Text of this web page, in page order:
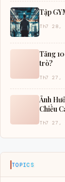
Tập
Th7 28,
Tăng
trò?
Th7 27,
Ảnh
Chiều
Th7 27,
TOPICS